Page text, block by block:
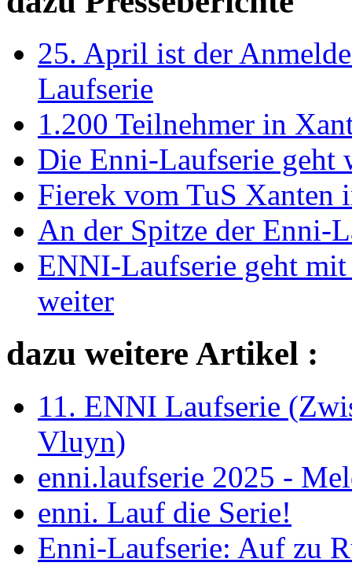
25. April ist der
Laufserie
1.200 Teilnehmer in
Die Enni-Laufserie geht
Fierek vom TuS Xanten
An der Spitze der Enni-
ENNI-Laufserie geht
weiter
dazu weitere Artikel :
11. ENNI Laufserie
Vluyn)
enni.laufserie 2025 -
enni. Lauf die Serie!
Enni-Laufserie: Auf zu